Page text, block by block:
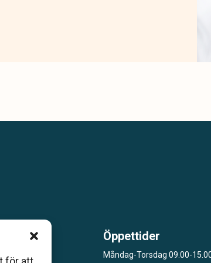
Öppettider
Måndag-Torsdag 09.00-